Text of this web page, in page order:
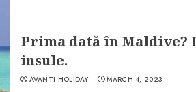
Prima dată în Maldive?
insule.
AVANTI HOLIDAY MARCH 4, 2023